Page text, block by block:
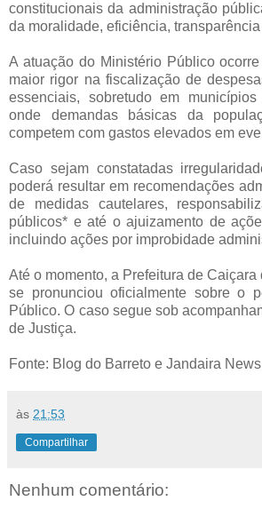
constitucionais da administração
da moralidade, eficiência,
A atuação do Ministério Público
maior rigor na fiscalização de
essenciais, sobretudo em
onde demandas básicas da
competem com gastos elevados em
Caso sejam constatadas
poderá resultar em recomendações
de medidas cautelares,
públicos* e até o ajuizamento de
incluindo ações por improbidade
Até o momento, a Prefeitura de
se pronunciou oficialmente sobre o
Público. O caso segue sob
de Justiça.
Fonte: Blog do Barreto e Jandaira News
às 21:53
Compartilhar
Nenhum comentário: